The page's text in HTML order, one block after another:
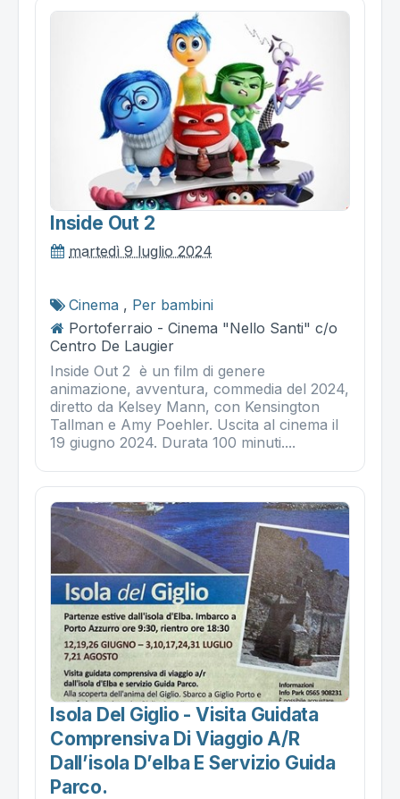
Inside Out 2
martedì 9 luglio 2024
Cinema , Per bambini
Portoferraio - Cinema "Nello Santi" c/o
Centro De Laugier
Inside Out 2 è un film di genere
animazione, avventura, commedia del 2024,
diretto da Kelsey Mann, con Kensington
Tallman e Amy Poehler. Uscita al cinema il
19 giugno 2024. Durata 100 minuti....
Isola Del Giglio - Visita Guidata
Comprensiva Di Viaggio A/r
Dall’isola D’elba E Servizio Guida
Parco.